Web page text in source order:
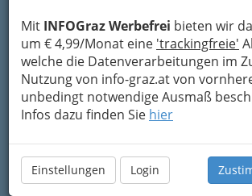
Mit INFOGraz Werbefrei bieten wir
um € 4,99/Monat eine 'trackingfreie'
welche die Datenverarbeitungen im
Nutzung von info-graz.at von
unbedingt notwendige Ausmaß
Infos dazu finden Sie hier
Einstellungen Login
Bäcker u. Konditoren
Bionahrung Graz - biologische
Ernährung
Feinkost - einmal so
schlemmen
Getränkehandel